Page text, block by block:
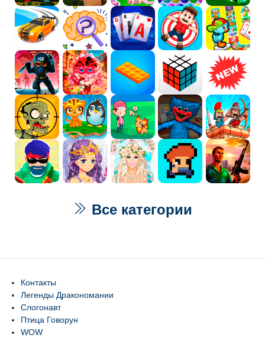
Все категории
Контакты
Легенды Дракономании
Слогонавт
Птица Говорун
WOW